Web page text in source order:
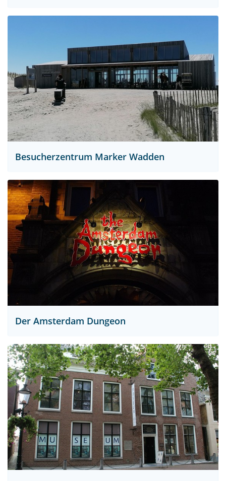
Besucherzentrum Marker Wadden
Der Amsterdam Dungeon